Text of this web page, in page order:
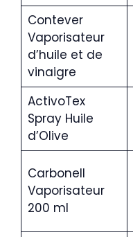
Contever
Vaporisateur
d’huile et de
vinaigre
ActivoTex
Spray Huile
d’Olive
Carbonell
Vaporisateur
200 ml